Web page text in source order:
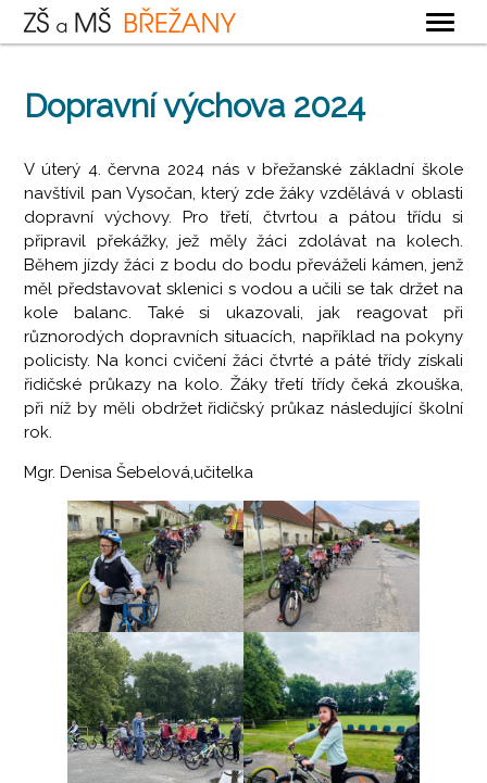
ZÁKLADNÍ ŠKOLA
ŠKOLNÍ DRUŽINA
ŠKOLNÍ JÍDELNA
KONTAKTY
Dopravní výchova 2024
V úterý 4. června 2024 nás v břežanské základní škole
navštívil pan Vysočan, který zde žáky vzdělává v oblasti
dopravní výchovy. Pro třetí, čtvrtou a pátou třídu si
připravil překážky, jež měly žáci zdolávat na kolech.
Během jízdy žáci z bodu do bodu převáželi kámen, jenž
měl představovat sklenici s vodou a učili se tak držet na
kole balanc. Také si ukazovali, jak reagovat při
různorodých dopravních situacích, například na pokyny
policisty. Na konci cvičení žáci čtvrté a páté třídy získali
řidičské průkazy na kolo. Žáky třetí třídy čeká zkouška,
při níž by měli obdržet řidičský průkaz následující školní
rok.
Mgr. Denisa Šebelová,učitelka